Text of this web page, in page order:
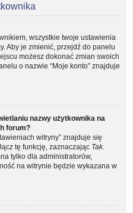
wszystkie twoje ustawienia
Aby je zmienić, przejdź do panelu
możesz dokonać zmian swoich
o nazwie “Moje konto” znajduje
nazwy użytkownika na
forum?
witryny” znajduje się
tę funkcję, zaznaczając Tak.
tylko dla administratorów,
na witrynie będzie wykazana w